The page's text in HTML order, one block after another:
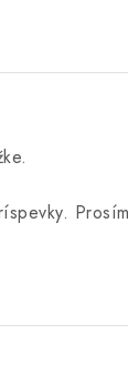
Prosím